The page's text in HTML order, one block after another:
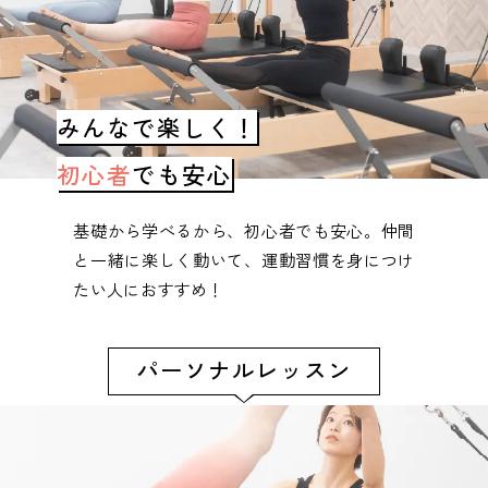
みんなで楽しく！
初心者でも安心
基礎から学べるから、初心者でも安心。仲間
と一緒に楽しく動いて、運動習慣を身につけ
たい人におすすめ！
パーソナルレッスン